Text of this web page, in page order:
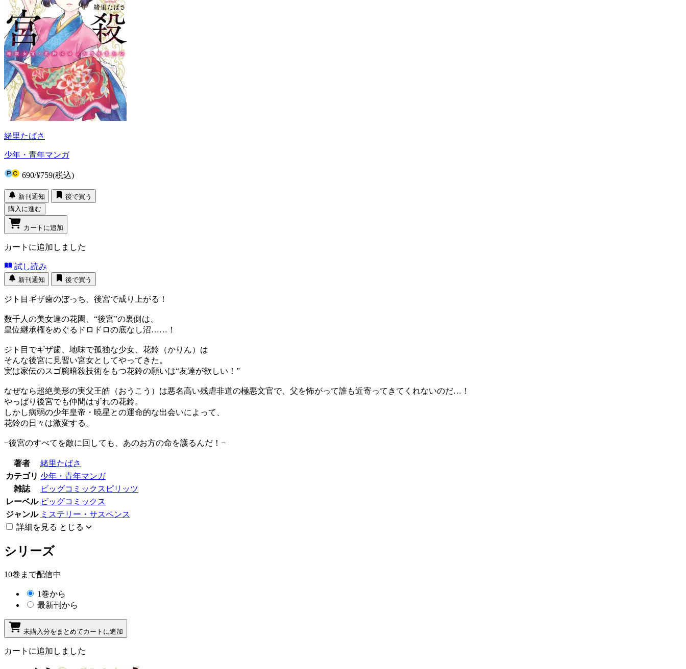
緒里たばさ
少年・青年マンガ
690/¥759(税込)
新刊通知
後で買う
購入に進む
カートに追加
カートに追加しました
試し読み
新刊通知 後で買う
ジト目ギザ歯のぼっち、後宮で成り上がる！
数千人の美女達の花園、“後宮”の裏側は、
皇位継承権をめぐるドロドロの底なし沼……！
ジト目でギザ歯、地味で孤独な少女、花鈴（かりん）は
そんな後宮に見習い宮女としてやってきた。
実は家伝のスゴ腕暗殺技術をもつ花鈴の願いは“友達が欲しい！”
なぜなら超絶美形の実父王皓（おうこう）は悪名高い残虐非道の極悪文官で、父を怖がって誰も近寄ってきてくれないのだ…！
やっぱり後宮でも仲間はずれの花鈴。
しかし病弱の少年皇帝・暁星との運命的な出会いによって、
花鈴の日々は激変する。
−後宮のすべてを敵に回しても、あのお方の命を護るんだ！−
著者
緒里たばさ
カテゴリ 少年・青年マンガ
雑誌
ビッグコミックスピリッツ
レーベル ビッグコミックス
ジャンル ミステリー・サスペンス
詳細を見る とじる
シリーズ
10巻まで配信中
1巻から
最新刊から
未購入分をまとめてカートに追加
カートに追加しました